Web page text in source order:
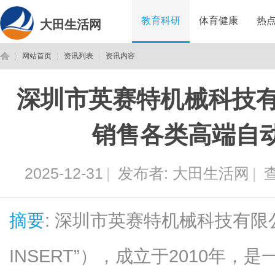
大田生活网 教育科研 体育健康 热
网站首页
›
资讯列表
›
资讯内容
深圳市英赛特机械科技
销售各类高端自
2025-12-31 | 发布者: 大田生活网 |
摘要: 深圳市英赛特机械科技有限
INSERT”），成立于2010年，是